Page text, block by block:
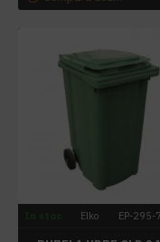
Elko EP-295-